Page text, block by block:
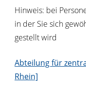
Hinweis: bei
in der Sie sich
gestellt wird
Abteilung für
Rhein]